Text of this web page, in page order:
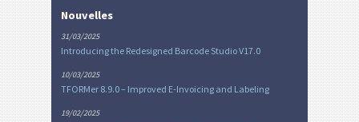
Nouvelles
31/03/2025
Introducing the Redesigned Barcode Studio V17.0
10/03/2025
TFORMer 8.9.0 – Improved E-Invoicing and Labeling
19/02/2025